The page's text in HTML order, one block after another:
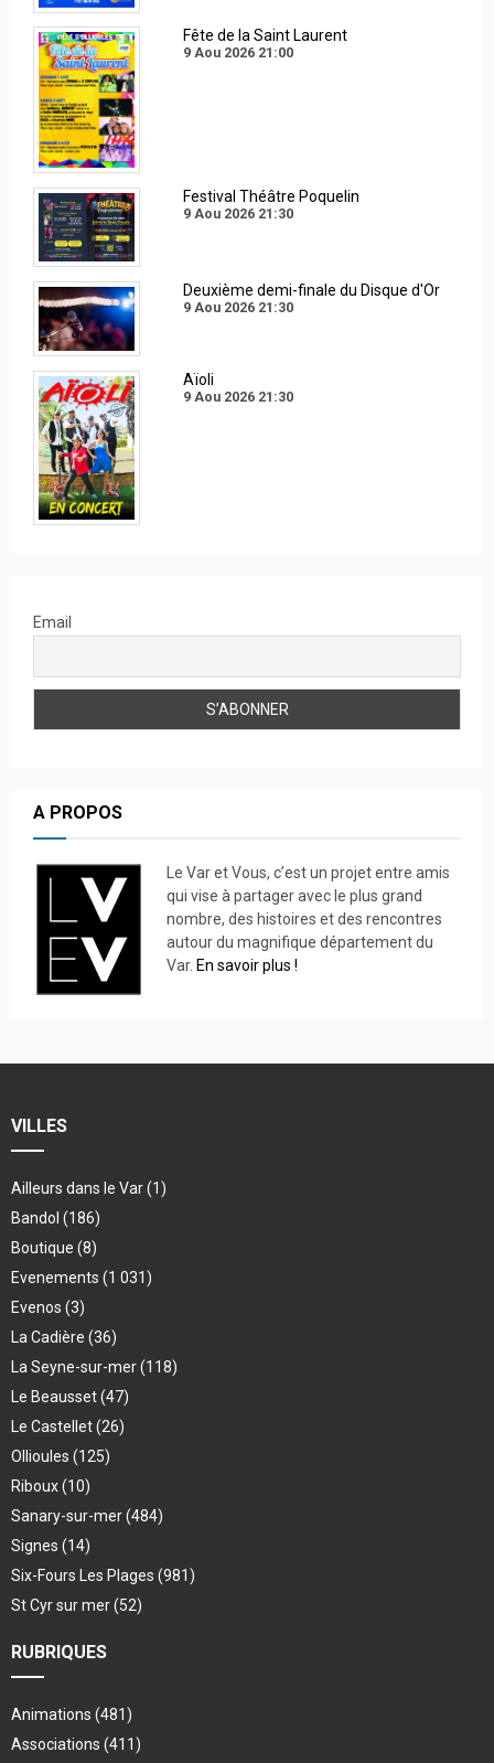
Fête de la Saint Laurent
9 Aou 2026 21:00
Festival Théâtre Poquelin
9 Aou 2026 21:30
Deuxième demi-finale du Disque d'Or
9 Aou 2026 21:30
Aïoli
9 Aou 2026 21:30
Email
A PROPOS
Le Var et Vous, c’est un projet entre amis
qui vise à partager avec le plus grand
nombre, des histoires et des rencontres
autour du magnifique département du
Var. En savoir plus !
VILLES
Ailleurs dans le Var(1)
Bandol (186)
Boutique (8)
Evenements (1 031)
Evenos (3)
La Cadière (36)
La Seyne-sur-mer(118)
Le Beausset(47)
Le Castellet(26)
Ollioules (125)
Riboux(10)
Sanary-sur-mer(484)
Signes (14)
Six-Fours Les Plages (981)
St Cyr sur mer(52)
RUBRIQUES
Animations (481)
Associations (411)